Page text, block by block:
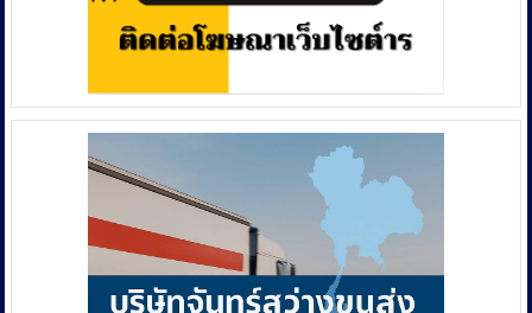
1.5
ล้าน
บาท
ผู้
หาย
รวม
บาท